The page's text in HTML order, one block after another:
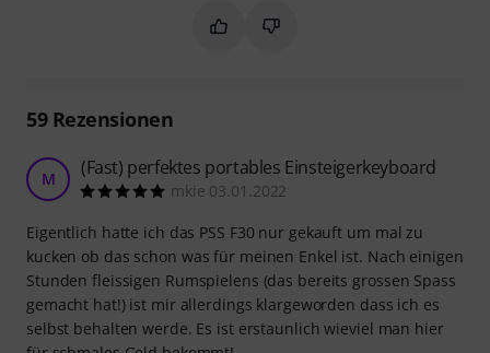
Markieren Sie diese
Markieren Sie diese
59Rezensionen
M (Fast) perfektes portables Einsteigerkeyboard
mkie 03.01.2022
Eigentlich hatte ich das PSS F30 nur gekauft um mal zu
kucken ob das schon was für meinen Enkel ist. Nach einigen
Stunden fleissigen Rumspielens (das bereits grossen Spass
gemacht hat!) ist mir allerdings klargeworden dass ich es
selbst behalten werde. Es ist erstaunlich wieviel man hier